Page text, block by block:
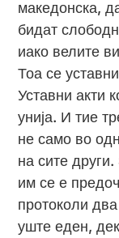
македонска,
бидат
иако велите
Тоа се
Уставни акти
унија. И тие
не само во
на сите
им се е
протоколи
уште еден,